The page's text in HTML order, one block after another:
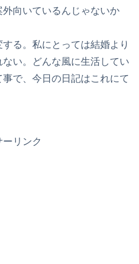
向いているんじゃないか
る。私にとっては結婚より
い。どんな風に生活してい
で、今日の日記はこれにて
ーリンク